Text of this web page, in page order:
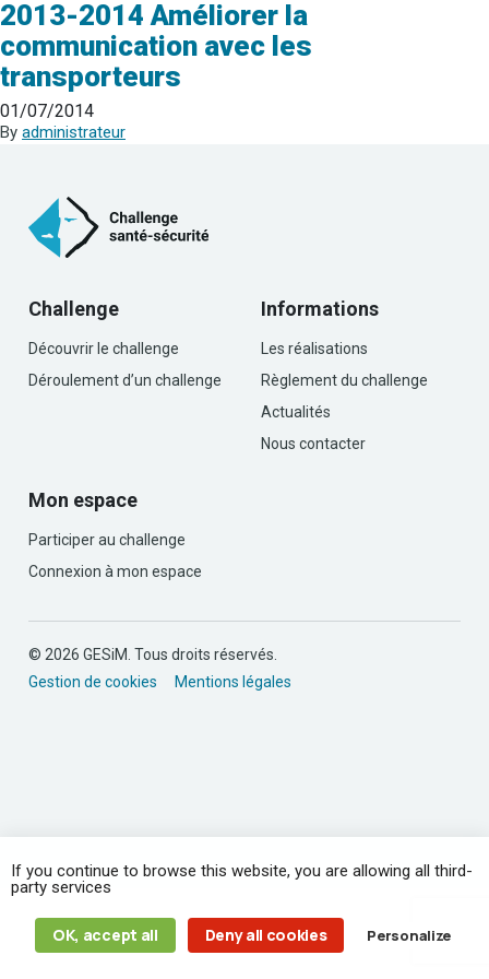
2013-2014 Améliorer la
communication avec les
transporteurs
01/07/2014
By administrateur
Challenge
Découvrir le challenge
Déroulement d’un challenge
Informations
Les réalisations
Règlement du challenge
Actualités
Nous contacter
Mon espace
Participer au challenge
Connexion à mon espace
© 2026 GESiM. Tous droits réservés.
Gestion de cookies
Mentions légales
If you continue to browse this website, you are allowing all third-
party services
OK, accept all Deny all cookies Personalize